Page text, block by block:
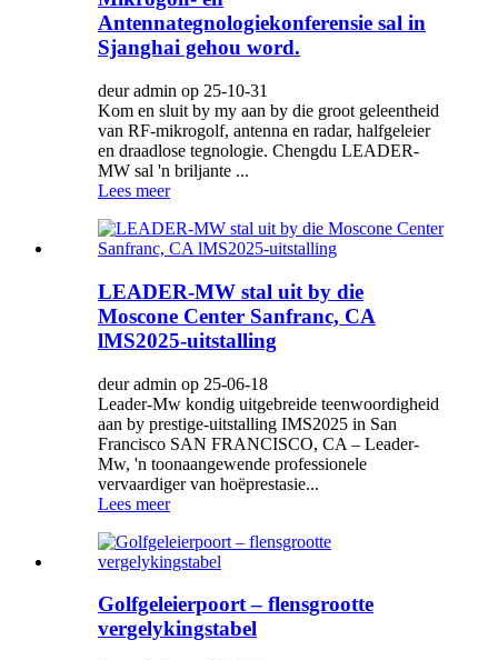
Antennategnologiekonferensie sal in
Sjanghai gehou word.
deur admin op 25-10-31
Kom en sluit by my aan by die groot geleentheid
van RF-mikrogolf, antenna en radar, halfgeleier
en draadlose tegnologie. Chengdu LEADER-
MW sal 'n briljante ...
Lees meer
LEADER-MW stal uit by die
Moscone Center Sanfranc, CA
lMS2025-uitstalling
deur admin op 25-06-18
Leader-Mw kondig uitgebreide teenwoordigheid
aan by prestige-uitstalling IMS2025 in San
Francisco SAN FRANCISCO, CA – Leader-
Mw, 'n toonaangewende professionele
vervaardiger van hoëprestasie...
Lees meer
Golfgeleierpoort – flensgrootte
vergelykingstabel